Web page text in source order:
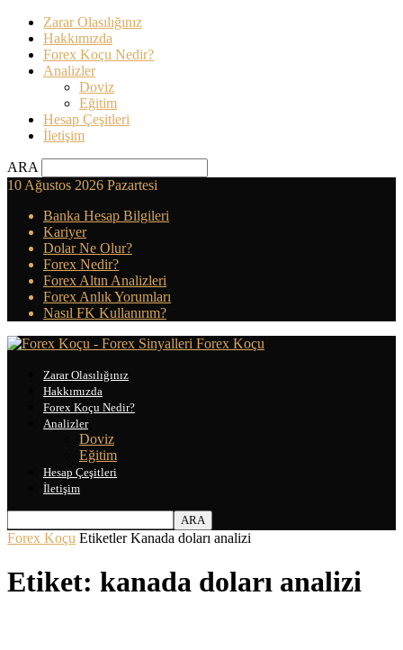
Zarar Olasılığınız
Hakkımızda
Forex Koçu Nedir?
Analizler
Doviz
Eğitim
Hesap Çeşitleri
İletişim
ARA
10 Ağustos 2026 Pazartesi
Banka Hesap Bilgileri
Kariyer
Dolar Ne Olur?
Forex Nedir?
Forex Altın Analizleri
Forex Anlık Yorumları
Nasıl FK Kullanırım?
Forex Koçu
Zarar Olasılığınız
Hakkımızda
Forex Koçu Nedir?
Analizler
Doviz
Eğitim
Hesap Çeşitleri
İletişim
Forex Koçu Etiketler Kanada doları analizi
Etiket: kanada doları analizi